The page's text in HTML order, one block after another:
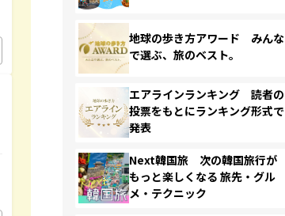
地球の歩き方アワード みんな
で選ぶ、旅のベスト。
エアラインランキング 読者の
投票をもとにランキング形式で
発表
Next韓国旅 次の韓国旅行が
もっと楽しくなる 旅先・グル
メ・テクニック